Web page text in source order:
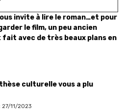
invite à lire le roman…et pour
le film, un peu ancien
avec de très beaux plans en
culturelle vous a plu
27/11/2023